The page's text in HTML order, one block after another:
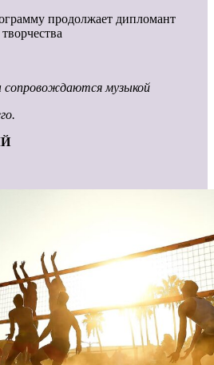
продолжает дипломант
музыкой